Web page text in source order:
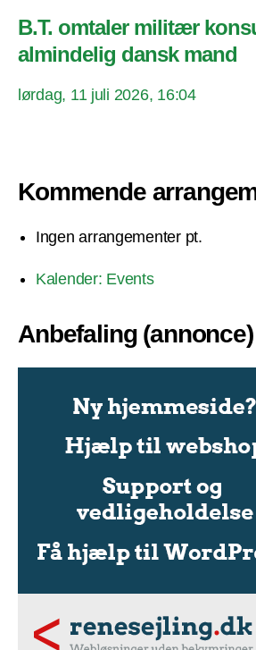
B.T. omtaler militær
almindelig dansk mand
lørdag, 11 juli 2026, 16:04
Kommende
Ingen arrangementer pt.
Kalender: Events
Anbefaling (annonce)